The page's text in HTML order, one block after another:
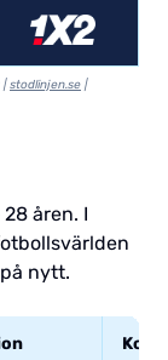
|stodlinjen.se |
åren. I
nytt.